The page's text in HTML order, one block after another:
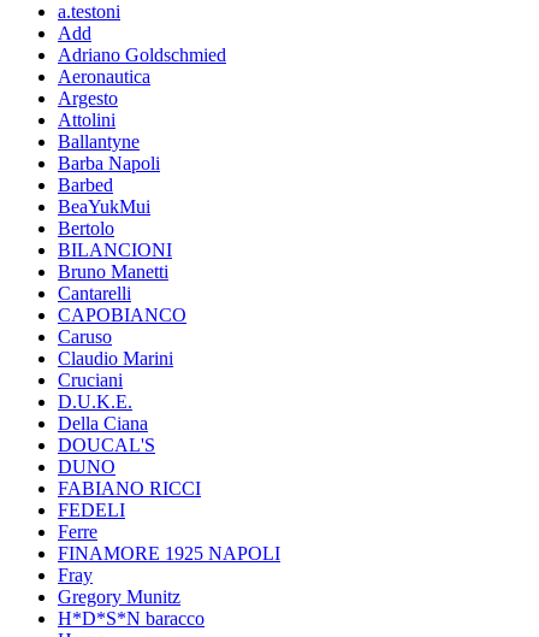
a.testoni
Add
Adriano Goldschmied
Aeronautica
Argesto
Attolini
Ballantyne
Barba Napoli
Barbed
BeaYukMui
Bertolo
BILANCIONI
Bruno Manetti
Cantarelli
CAPOBIANCO
Caruso
Claudio Marini
Cruciani
D.U.K.E.
Della Ciana
DOUCAL'S
DUNO
FABIANO RICCI
FEDELI
Ferre
FINAMORE 1925 NAPOLI
Fray
Gregory Munitz
H*D*S*N baracco